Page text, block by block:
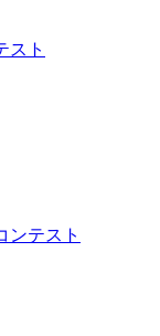
スト
ンテスト